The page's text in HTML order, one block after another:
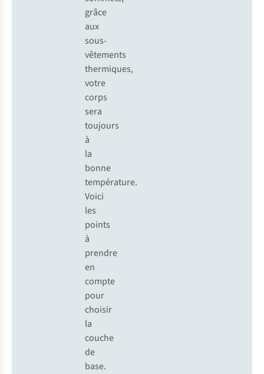
grâce
aux
sous-
vêtements
thermiques,
votre
corps
sera
toujours
à
la
bonne
température.
Voici
les
points
à
prendre
en
compte
pour
choisir
la
couche
de
base.